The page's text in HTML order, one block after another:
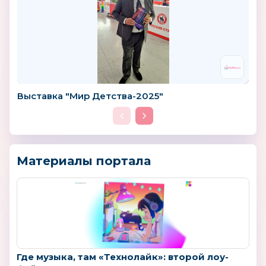
Выставка "Мир Детства-2025"
Материалы портала
Где музыка, там «Технолайк»: второй лоу-